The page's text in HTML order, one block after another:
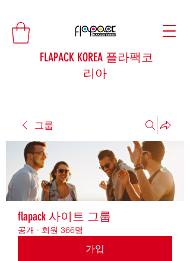
FLAPACK KOREA 플라팩코
리아
그룹
flapack 사이트 그룹
공개 · 회원 366명
가입